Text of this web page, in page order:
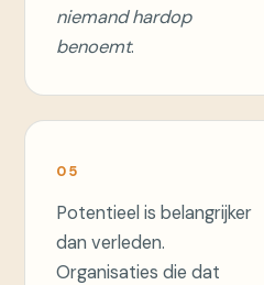
niemand hardop
benoemt.
05
Potentieel is belangrijker
dan verleden.
Organisaties die dat